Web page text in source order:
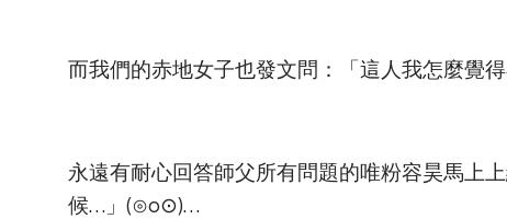
而我們的赤地女子也發文問：「這人我怎麼覺得
永遠有耐心回答師父所有問題的唯粉容昊馬上
候…」(⊙o⊙)…